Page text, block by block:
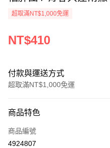
超取滿NT$1,000免運
NT$410
付款與運送方式
超取滿NT$1,000免運
信用卡一次付款
超商取貨付款
商品特色
商品編號
4924807